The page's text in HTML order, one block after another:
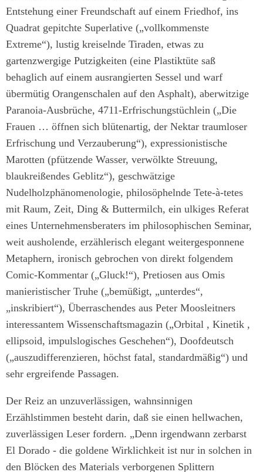
Entstehung einer Freundschaft auf einem Friedhof, ins
Quadrat gepitchte Superlative („vollkommenste
Extreme“), lustig kreiselnde Tiraden, etwas zu
gartenzwergige Putzigkeiten (eine Plastiktüte saß
behaglich auf einem ausrangierten Sessel und warf
übermütig Orangenschalen auf den Asphalt), aberwitzige
Paranoia-Ausbrüche, 4711-Erfrischungstüchlein („Die
Frauen … öffnen sich blütenartig, der Nektar traumloser
Erfrischung und Verzauberung“), expressionistische
Marotten (pfützende Wasser, verwölkte Streuung,
blaukreißendes Geblitz“), geschwätzige
Nudelholzphänomenologie, philosöphelnde Tete-à-tetes
mit Raum, Zeit, Ding & Buttermilch, ein ulkiges Referat
eines Unternehmensberaters im philosophischen Seminar,
weit ausholende, erzählerisch elegant weitergesponnene
Metaphern, ironisch gebrochen von direkt folgendem
Comic-Kommentar („Gluck!“), Pretiosen aus Omis
manieristischer Truhe („bemüßigt, „unterdes“,
„inskribiert“), Überraschendes aus Peter Moosleitners
interessantem Wissenschaftsmagazin („Orbital , Kinetik ,
ellipsoid, impulslogisches Geschehen“), Doofdeutsch
(„auszudifferenzieren, höchst fatal, standardmäßig“) und
sehr ergreifende Passagen.
Der Reiz an unzuverlässigen, wahnsinnigen
Erzählstimmen besteht darin, daß sie einen hellwachen,
zuverlässigen Leser fordern. „Denn irgendwann zerbarst
El Dorado - die goldene Wirklichkeit ist nur in solchen in
den Blöcken des Materials verborgenen Splittern